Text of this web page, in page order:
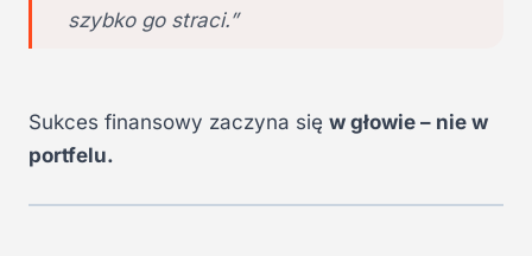
szybko go straci.”
Sukces finansowy zaczyna się w głowie – nie w
portfelu.